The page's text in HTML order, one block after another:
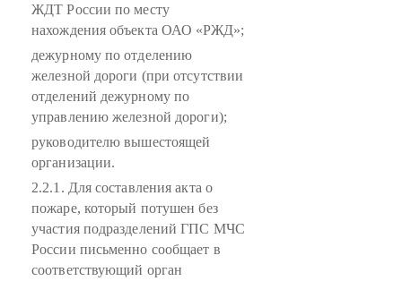
ЖДТ России по месту
нахождения объекта ОАО «РЖД»;
дежурному по отделению
железной дороги (при отсутствии
отделений дежурному по
управлению железной дороги);
руководителю вышестоящей
организации.
2.2.1. Для составления акта о
пожаре, который потушен без
участия подразделений ГПС МЧС
России письменно сообщает в
соответствующий орган